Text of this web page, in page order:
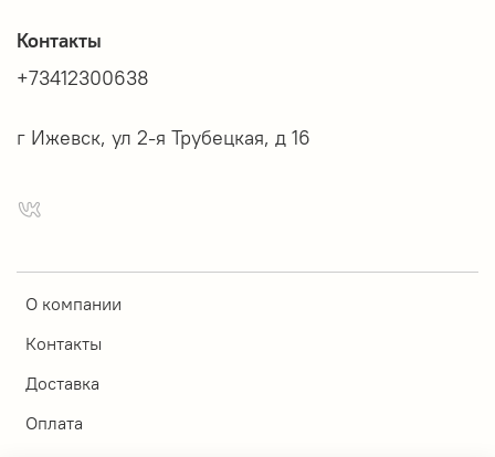
О компании
Контакты
Доставка
Оплата
Контакты
+73412300638
г Ижевск, ул 2-я Трубецкая, д 16